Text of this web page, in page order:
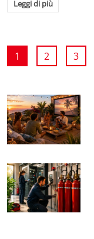
Leggi di più
1 2 3